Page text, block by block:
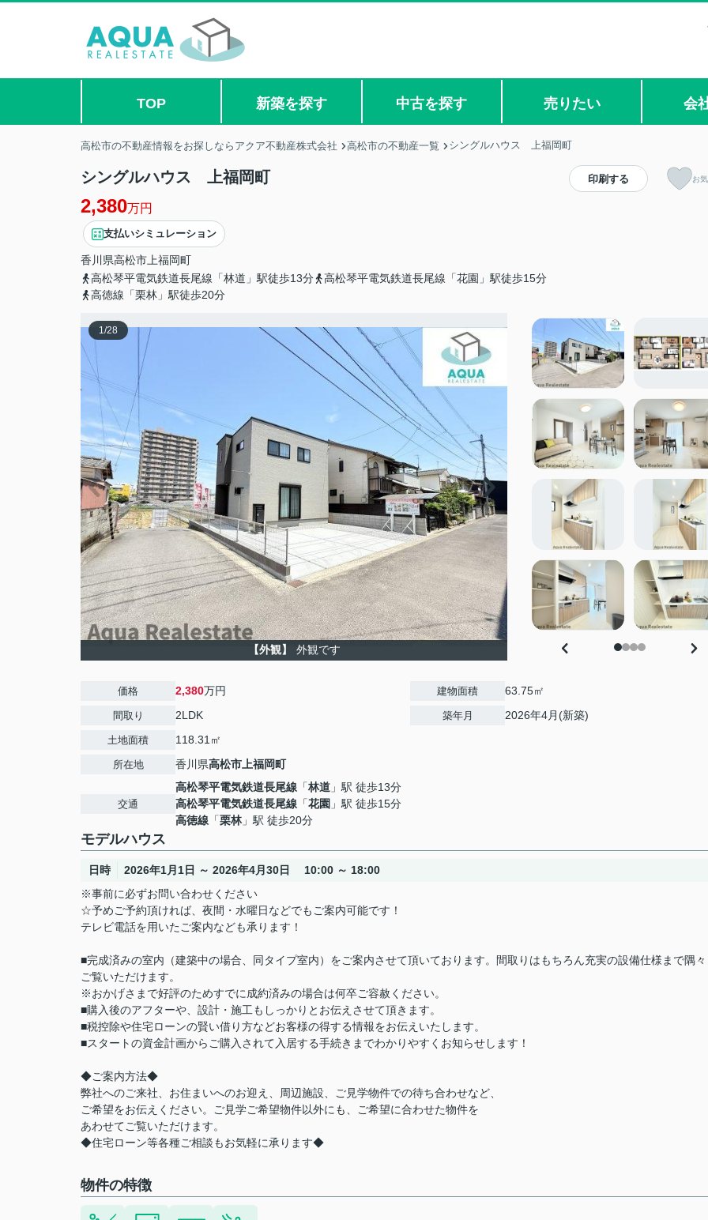
TOP 新築を探す 中古を探す 売りたい 会
高松市の不動産情報をお探しならアクア不動産株式会社 高松市の不動産一覧 シングルハウス 上福岡町
シングルハウス 上福岡町
2,380万円
支払いシミュレーション
香川県高松市 上福岡町
高松琴平電気鉄道長尾線「林道」駅徒歩13分
高松琴平電気鉄道長尾線「花園」駅徒歩15分
高徳線「栗林」駅徒歩20分
印刷する お
1/28
【外観】 外観です
価格 2,380万円
間取り 2LDK
土地面積 118.31㎡
所在地 香川県高松市 上福岡町
交通
高松琴平電気鉄道長尾線 「林道 」駅 徒歩13分
高松琴平電気鉄道長尾線 「花園 」駅 徒歩15分
高徳線 「栗林」駅 徒歩20分
建物面積 63.75㎡
築年月 2026年4月(新築)
モデルハウス
日時
2026年1月1日 ～ 2026年4月30日 10:00 ～ 18:00
※事前に必ずお問い合わせください
☆予めご予約頂ければ、夜間・水曜日などでもご案内可能です！
テレビ電話を用いたご案内なども承ります！
■完成済みの室内（建築中の場合、同タイプ室内）をご案内させて頂いております。間取りはもちろん充実の設備仕様まで隅
ご覧いただけます。
※おかげさまで好評のためすでに成約済みの場合は何卒ご容赦ください。
■購入後のアフターや、設計・施工もしっかりとお伝えさせて頂きます。
■税控除や住宅ローンの賢い借り方などお客様の得する情報をお伝えいたします。
■スタートの資金計画からご購入されて入居する手続きまでわかりやすくお知らせします！
◆ご案内方法◆
弊社へのご来社、お住まいへのお迎え、周辺施設、ご見学物件での待ち合わせなど、
ご希望をお伝えください。ご見学ご希望物件以外にも、ご希望に合わせた物件を
あわせてご覧いただけます。
◆住宅ローン等各種ご相談もお気軽に承ります◆
物件の特徴